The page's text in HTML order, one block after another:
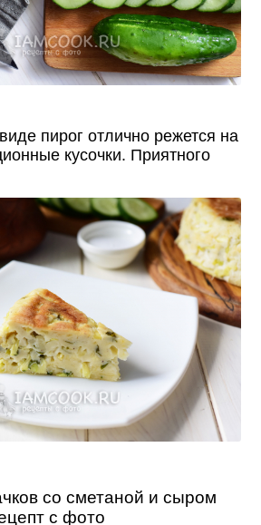
пирог отлично режется на
кусочки. Приятного